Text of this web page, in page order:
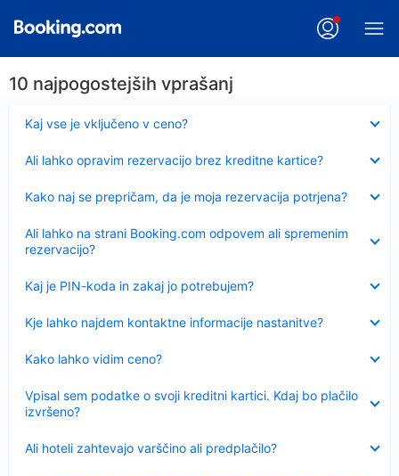
10 najpogostejših vprašanj
Kaj vse je vključeno v ceno?
Ali lahko opravim rezervacijo brez kreditne kartice?
Kako naj se prepričam, da je moja rezervacija potrjena?
Ali lahko na strani Booking.com odpovem ali spremenim
rezervacijo?
Kaj je PIN-koda in zakaj jo potrebujem?
Kje lahko najdem kontaktne informacije nastanitve?
Kako lahko vidim ceno?
Vpisal sem podatke o svoji kreditni kartici. Kdaj bo plačilo
izvršeno?
Ali hoteli zahtevajo varščino ali predplačilo?